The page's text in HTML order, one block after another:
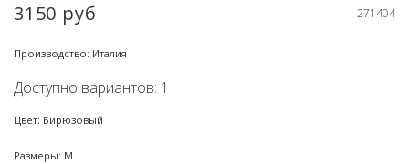
3150 руб 271404
Производство: Италия
Доступно вариантов: 1
Цвет: Бирюзовый
Размеры: M